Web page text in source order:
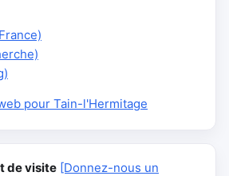
pour Tain-l'Hermitage
de visite [Donnez-nous un